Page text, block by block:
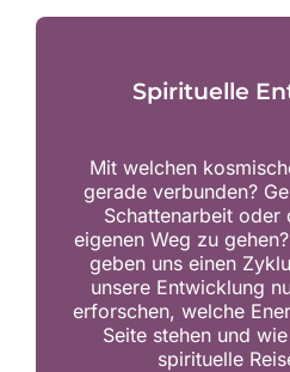
Spirituelle
Mit welchen
gerade verbunden?
Schattenarbeit oder
eigenen Weg zu
geben uns einen
unsere Entwicklung
erforschen, welche
Seite stehen und
spirituelle